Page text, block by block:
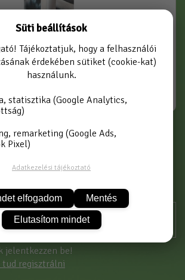
jelentkezzen be!
regisztrálni
Süti beállítások
Tájékoztatjuk, hogy a felhasználói
érdekében sütiket (cookie-kat)
használunk.
statisztika (Google Analytics,
remarketing (Google Ads,
Pixel)
Adatkezelési tájékoztató
elfogadom Mentés
Elutasítom mindet